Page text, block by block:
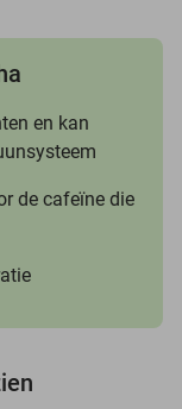
en kan
de cafeïne die